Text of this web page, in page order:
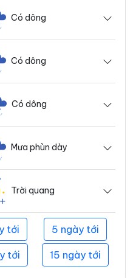
Có dông
Có dông
Có dông
Mưa phùn dày
Trời quang
tới 5 ngày tới
tới 15 ngày tới